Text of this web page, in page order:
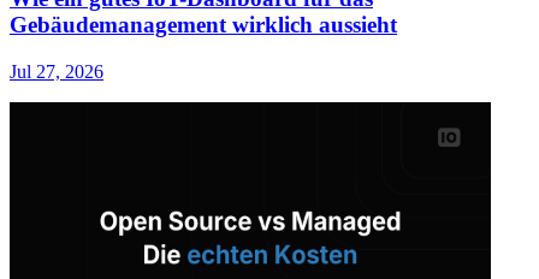
Gebäudemanagement wirklich aussieht
Jul 27, 2026